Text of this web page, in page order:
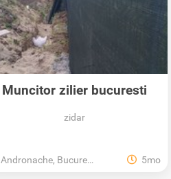
Muncitor zilier bucurești
zidar
Andronache, Bucuresti 5mo